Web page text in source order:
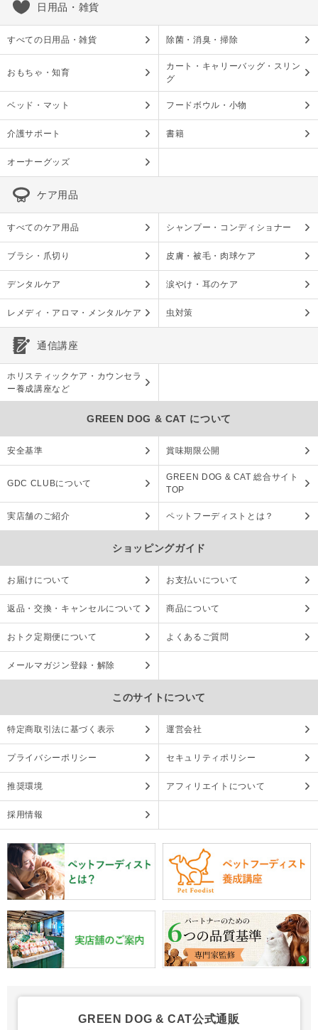
日用品・雑貨
すべての日用品・雑貨 除菌・消臭・掃除
おもちゃ・知育
カート・キャリーバッグ・スリン
グ
ベッド・マット フードボウル・小物
介護サポート 書籍
オーナーグッズ
ケア用品
すべてのケア用品 シャンプー・コンディショナー
ブラシ・爪切り 皮膚・被毛・肉球ケア
デンタルケア 涙やけ・耳のケア
レメディ・アロマ・メンタルケア 虫対策
通信講座
ホリスティックケア・カウンセラ
ー養成講座など
GREEN DOG & CAT について
安全基準 賞味期限公開
GDC CLUBについて
GREEN DOG & CAT 総合サイト
TOP
実店舗のご紹介 ペットフーディストとは？
ショッピングガイド
お届けについて お支払いについて
返品・交換・キャンセルについて 商品について
おトク定期便について よくあるご質問
メールマガジン登録・解除
このサイトについて
特定商取引法に基づく表示 運営会社
プライバシーポリシー セキュリティポリシー
推奨環境 アフィリエイトについて
採用情報
GREEN DOG & CAT公式通販